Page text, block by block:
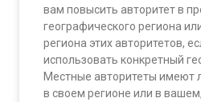
вам повысить авторитет в
географического региона
региона этих авторитетов,
использовать конкретный
Местные авторитеты имеют
в своем регионе или в